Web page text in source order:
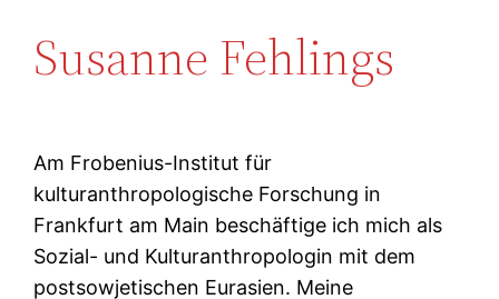
Susanne Fehlings
Am Frobenius-Institut für
kulturanthropologische Forschung in
Frankfurt am Main beschäftige ich mich als
Sozial- und Kulturanthropologin mit dem
postsowjetischen Eurasien. Meine